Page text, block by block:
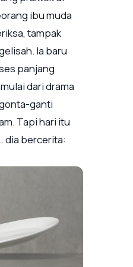
ibu muda
tampak
Ia baru
panjang
dari drama
ganti
Tapi hari itu
dia bercerita: